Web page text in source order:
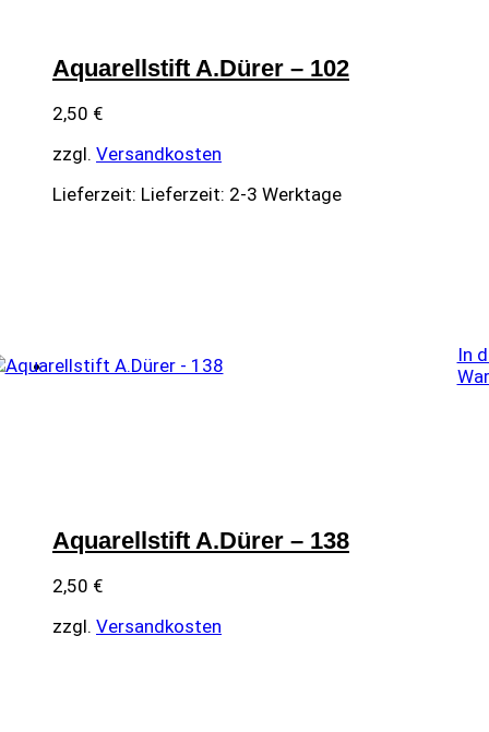
Aquarellstift A.Dürer – 102
2,50 €
zzgl. Versandkosten
Lieferzeit: Lieferzeit: 2-3 Werktage
In
Aquarellstift A.Dürer – 138
2,50 €
zzgl. Versandkosten